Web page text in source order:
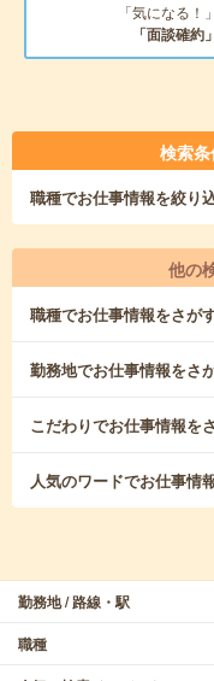
「気になる
「面談確約」
検索
職種でお仕事情報を絞り
他の
職種でお仕事情報をさが
勤務地でお仕事情報をさ
こだわりでお仕事情報を
人気のワードでお仕事情
勤務地 / 路線・駅
職種